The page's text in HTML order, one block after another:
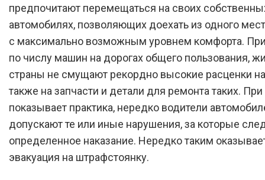
предпочитают перемещаться на своих
автомобилях, позволяющих доехать из одного
с максимально возможным уровнем комфорта.
по числу машин на дорогах общего пользования,
страны не смущают рекордно высокие расценки
также на запчасти и детали для ремонта таких. При
показывает практика, нередко водители
допускают те или иные нарушения, за которые
определенное наказание. Нередко таким
эвакуация на штрафстоянку.